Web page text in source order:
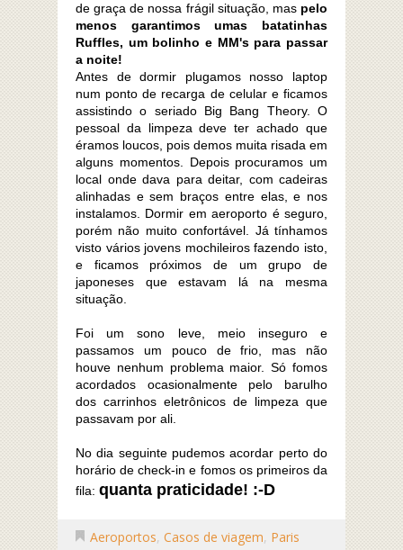
de graça de nossa frágil situação, mas pelo
menos garantimos umas batatinhas
Ruffles, um bolinho e MM's para passar
a noite!
Antes de dormir plugamos nosso laptop
num ponto de recarga de celular e ficamos
assistindo o seriado Big Bang Theory. O
pessoal da limpeza deve ter achado que
éramos loucos, pois demos muita risada em
alguns momentos. Depois procuramos um
local onde dava para deitar, com cadeiras
alinhadas e sem braços entre elas, e nos
instalamos. Dormir em aeroporto é seguro,
porém não muito confortável. Já tínhamos
visto vários jovens mochileiros fazendo isto,
e ficamos próximos de um grupo de
japoneses que estavam lá na mesma
situação.
Foi um sono leve, meio inseguro e
passamos um pouco de frio, mas não
houve nenhum problema maior. Só fomos
acordados ocasionalmente pelo barulho
dos carrinhos eletrônicos de limpeza que
passavam por ali.
No dia seguinte pudemos acordar perto do
horário de check-in e fomos os primeiros da
fila: quanta praticidade! :-D
Aeroportos, Casos de viagem, Paris